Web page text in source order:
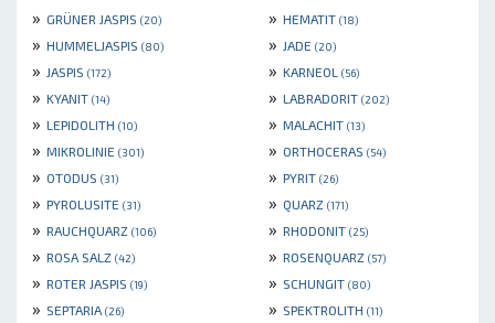
» GRÜNER JASPIS (20) » HEMATIT (18)
» HUMMELJASPIS (80) » JADE (20)
» JASPIS (172) » KARNEOL (56)
» KYANIT (14) » LABRADORIT (202)
» LEPIDOLITH (10) » MALACHIT (13)
» MIKROLINIE (301) » ORTHOCERAS (54)
» OTODUS (31) » PYRIT (26)
» PYROLUSITE (31) » QUARZ (171)
» RAUCHQUARZ (106) » RHODONIT (25)
» ROSA SALZ (42) » ROSENQUARZ (57)
» ROTER JASPIS (19) » SCHUNGIT (80)
» SEPTARIA (26) » SPEKTROLITH (11)